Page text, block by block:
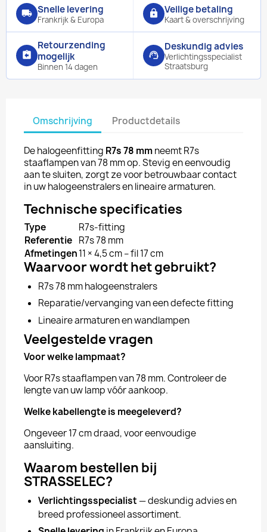
local_shipping Snelle levering
Frankrijk & Europa
lock Veilige betaling
Kaart & overschrijving
assignment_return
Retourzending
mogelijk
Binnen 14 dagen
support_agent
Deskundig advies
Verlichtingsspecialist
Straatsburg
Omschrijving Productdetails
De halogeenfitting R7s 78 mmneemt R7s
staaflampen van 78 mm op. Stevig en eenvoudig
aan te sluiten, zorgt ze voor betrouwbaar contact
in uw halogeenstralers en lineaire armaturen.
Technische specificaties
Type
R7s-fitting
Referentie R7s 78 mm
Afmetingen11 × 4,5 cm – fil 17 cm
Waarvoor wordt het gebruikt?
R7s 78 mm halogeenstralers
Reparatie/vervanging van een defecte fitting
Lineaire armaturen en wandlampen
Veelgestelde vragen
Voor welke lampmaat?
Voor R7s staaflampen van 78 mm. Controleer de
lengte van uw lamp vóór aankoop.
Welke kabellengte is meegeleverd?
Ongeveer 17 cm draad, voor eenvoudige
aansluiting.
Waarom bestellen bij
STRASSELEC?
Verlichtingsspecialist — deskundig advies en
breed professioneel assortiment.